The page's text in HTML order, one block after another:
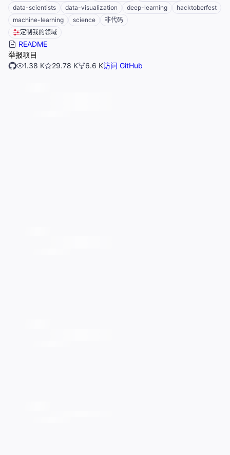
data-scientists
data-visualization deep-learning
hacktoberfest
machine-learning
science
非代码
定制我的领域
README
举报项目
1.38 K
29.78 K 6.6 K访问 GitHub